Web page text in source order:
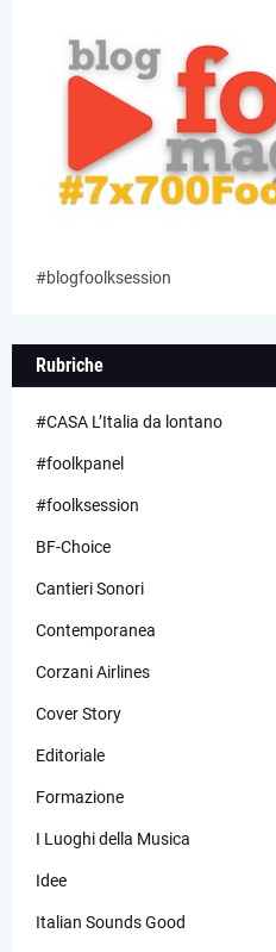
#blogfoolksession
Rubriche
#CASA L’Italia da lontano
#foolkpanel
#foolksession
BF-Choice
Cantieri Sonori
Contemporanea
Corzani Airlines
Cover Story
Editoriale
Formazione
I Luoghi della Musica
Idee
Italian Sounds Good